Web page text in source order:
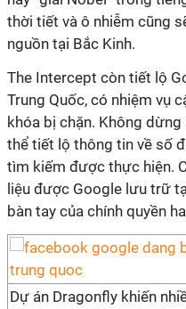
thời tiết và ô nhiễm cũng
nguồn tại Bắc Kinh.
The Intercept còn tiết lộ
Trung Quốc, có nhiệm vụ
khóa bị chặn. Không
thể tiết lộ thông tin về số
tìm kiếm được thực hiện.
liệu được Google lưu trữ
bàn tay của chính quyền
Dự án Dragonfly khiến